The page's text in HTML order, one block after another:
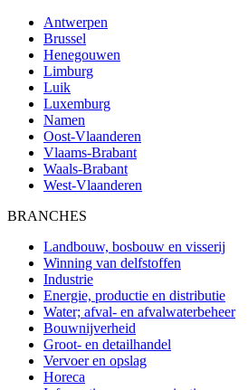
Antwerpen
Brussel
Henegouwen
Limburg
Luik
Luxemburg
Namen
Oost-Vlaanderen
Vlaams-Brabant
Waals-Brabant
West-Vlaanderen
BRANCHES
Landbouw, bosbouw en visserij
Winning van delfstoffen
Industrie
Energie, productie en distributie
Water; afval- en afvalwaterbeheer
Bouwnijverheid
Groot- en detailhandel
Vervoer en opslag
Horeca